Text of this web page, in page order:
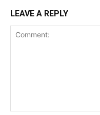
LEAVE A REPLY